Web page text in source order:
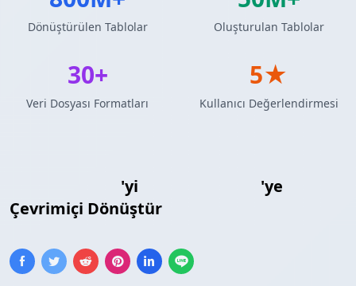
'yi
'ye
Çevrimiçi Dönüştür
Dönüştürülen Tablolar Oluşturulan Tablolar
30+
Veri Dosyası Formatları
5★
Kullanıcı Değerlendirmesi